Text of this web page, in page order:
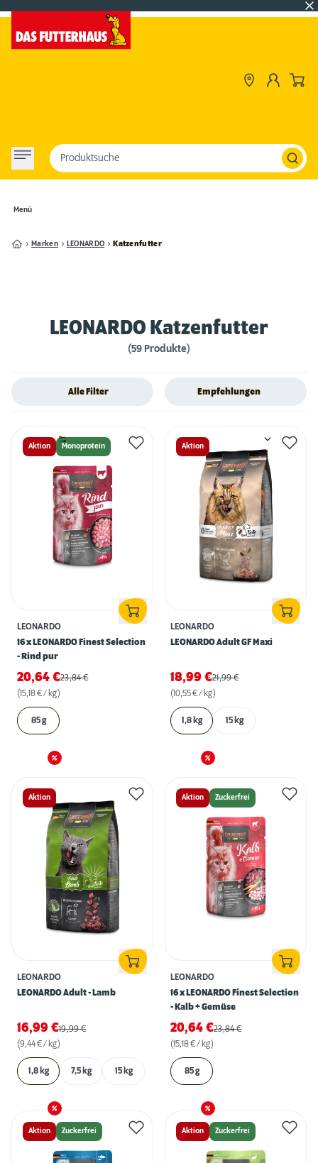
Menü
Produktsuche
Marken LEONARDO Katzenfutter
LEONARDO Katzenfutter
(59 Produkte)
Alle Filter Empfehlungen
Aktion Monoprotein
LEONARDO
16 x LEONARDO Finest Selection
- Rind pur
20,64 €23,84€
(15,18 € / kg)
85 g
Aktion
LEONARDO
LEONARDO Adult GF Maxi
18,99 €21,99€
(10,55 € / kg)
1,8 kg 15 kg
Aktion
LEONARDO
LEONARDO Adult - Lamb
16,99 €19,99€
(9,44 € / kg)
1,8 kg 7,5 kg 15 kg
Aktion Zuckerfrei
LEONARDO
16 x LEONARDO Finest Selection
- Kalb + Gemüse
20,64 €23,84€
(15,18 € / kg)
85 g
Aktion Zuckerfrei Aktion Zuckerfrei